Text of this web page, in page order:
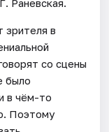
Раневская.
зрителя в
со сцены
было
в чём-то
Поэтому